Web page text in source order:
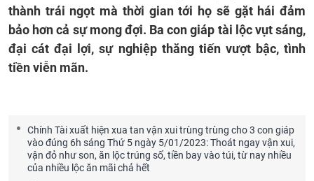
thành trái ngọt mà thời gian tới họ sẽ gặt hái đảm
bảo hơn cả sự mong đợi. Ba con giáp tài lộc vụt sáng,
đại cát đại lợi, sự nghiệp thăng tiến vượt bậc, tình
tiền viễn mãn.
Chính Tài xuất hiện xua tan vận xui trùng trùng cho 3 con giáp
vào đúng 6h sáng Thứ 5 ngày 5/01/2023: Thoát ngay vận xui,
vận đỏ như son, ăn lộc trúng số, tiền bay vào túi, từ nay nhiều
của nhiều lộc ăn mãi chả hết